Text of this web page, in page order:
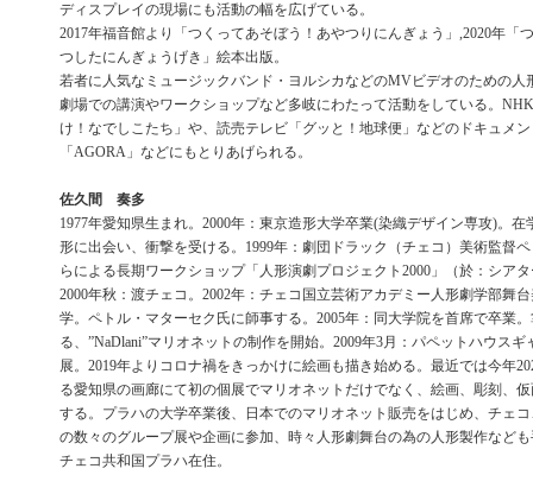
ディスプレイの現場にも活動の幅を広げている。
2017年福音館より「つくってあそぼう！あやつりにんぎょう」,2020年「
つしたにんぎょうげき」絵本出版。
若者に人気なミュージックバンド・ヨルシカなどのMVビデオのための人
劇場での講演やワークショップなど多岐にわたって活動をしている。
け！なでしこたち」や、読売テレビ「グッと！地球便」などのドキュメ
「AGORA」などにもとりあげられる。
佐久間 奏多
1977年愛知県生まれ。2000年：東京造形大学卒業(染織デザイン専攻)。在
形に出会い、衝撃を受ける。1999年：劇団ドラック（チェコ）美術監督
らによる長期ワークショップ「人形演劇プロジェクト2000」（於：シア
2000年秋：渡チェコ。2002年：チェコ国立芸術アカデミー人形劇学部舞
学。ペトル・マターセク氏に師事する。2005年：同大学院を首席で卒業
る、”NaDlani”マリオネットの制作を開始。2009年3月：パペットハウス
展。2019年よりコロナ禍をきっかけに絵画も描き始める。最近では今年
る愛知県の画廊にて初の個展でマリオネットだけでなく、絵画、彫刻、
する。プラハの大学卒業後、日本でのマリオネット販売をはじめ、チェ
の数々のグループ展や企画に参加、時々人形劇舞台の為の人形製作など
チェコ共和国プラハ在住。